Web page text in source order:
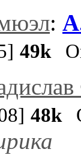
:
49k
48k